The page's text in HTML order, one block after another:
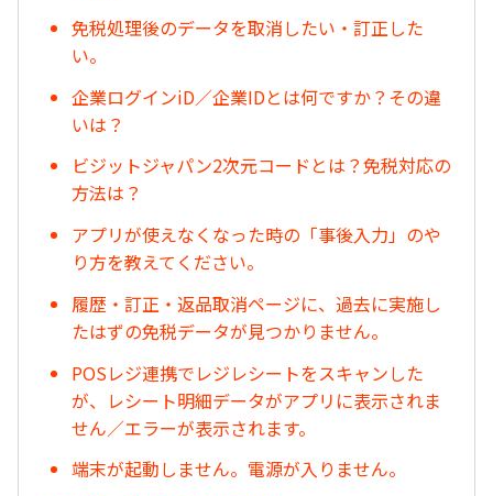
免税処理後のデータを取消したい・訂正した
い。
企業ログインiD／企業IDとは何ですか？その違
いは？
ビジットジャパン2次元コードとは？免税対応の
方法は？
アプリが使えなくなった時の「事後入力」のや
り方を教えてください。
履歴・訂正・返品取消ページに、過去に実施し
たはずの免税データが見つかりません。
POSレジ連携でレジレシートをスキャンした
が、レシート明細データがアプリに表示されま
せん／エラーが表示されます。
端末が起動しません。電源が入りません。